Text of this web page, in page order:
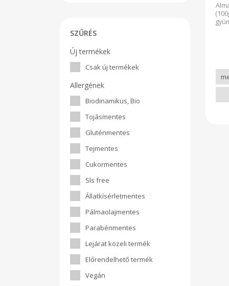
SZŰRÉS
Új termékek
Csak új termékek
Allergének
Biodinamikus, Bio
Tojásmentes
Gluténmentes
Tejmentes
Cukormentes
Sls free
Állatkísérletmentes
Pálmaolajmentes
Parabénmentes
Lejárat közeli termék
Előrendelhető termék
Vegán
A